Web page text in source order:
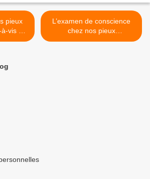
vis du
L’examen de conscience
chez nos pieux
prédécesseurs >